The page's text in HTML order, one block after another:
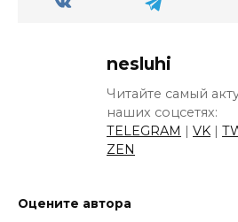
nesluhi
Читайте самый
наших соцсетях:
TELEGRAM | VK |
ZEN
Оцените автора